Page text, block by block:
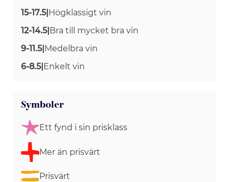
15-17.5|Högklassigt vin
12-14.5|Bra till mycket bra vin
9-11.5|Medelbra vin
6-8.5|Enkelt vin
Symboler
Ett fynd i sin prisklass
Mer än prisvärt
Prisvärt